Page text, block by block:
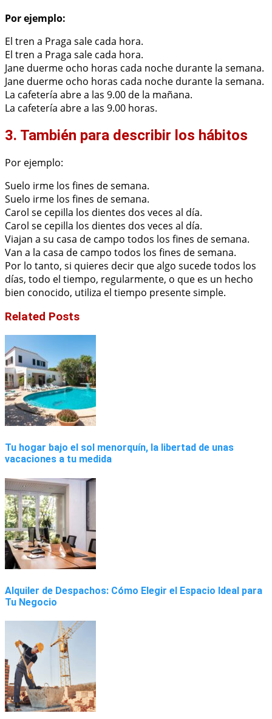
Por ejemplo:
El tren a Praga sale cada hora.
El tren a Praga sale cada hora.
Jane duerme ocho horas cada noche durante la semana.
Jane duerme ocho horas cada noche durante la semana.
La cafetería abre a las 9.00 de la mañana.
La cafetería abre a las 9.00 horas.
3. También para describir los hábitos
Por ejemplo:
Suelo irme los fines de semana.
Suelo irme los fines de semana.
Carol se cepilla los dientes dos veces al día.
Carol se cepilla los dientes dos veces al día.
Viajan a su casa de campo todos los fines de semana.
Van a la casa de campo todos los fines de semana.
Por lo tanto, si quieres decir que algo sucede todos los
días, todo el tiempo, regularmente, o que es un hecho
bien conocido, utiliza el tiempo presente simple.
Related Posts
Tu hogar bajo el sol menorquín, la libertad de unas
vacaciones a tu medida
Alquiler de Despachos: Cómo Elegir el Espacio Ideal para
Tu Negocio